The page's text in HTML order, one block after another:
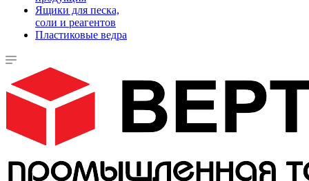
Ящики для песка,
соли и реагентов
Пластиковые ведра